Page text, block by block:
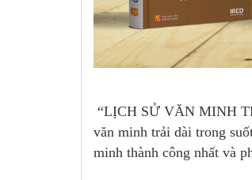
“LỊCH SỬ VĂN MINH
văn minh trải dài trong
minh thành công nhất và